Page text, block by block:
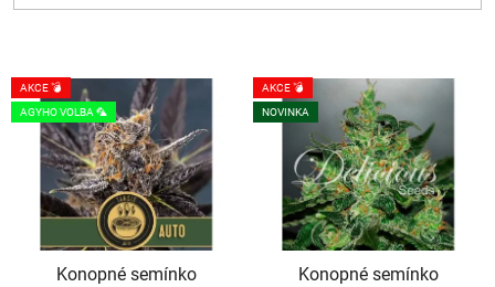
V
ý
AKCE 💣
AGYHO VOLBA 🦜
Konopné semínko
AKCE 💣
NOVINKA
Konopné semínko